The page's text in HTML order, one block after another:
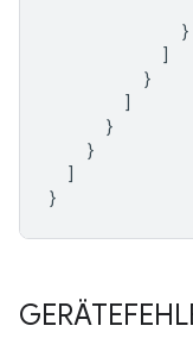
}
]
}
]
}
}
]
}